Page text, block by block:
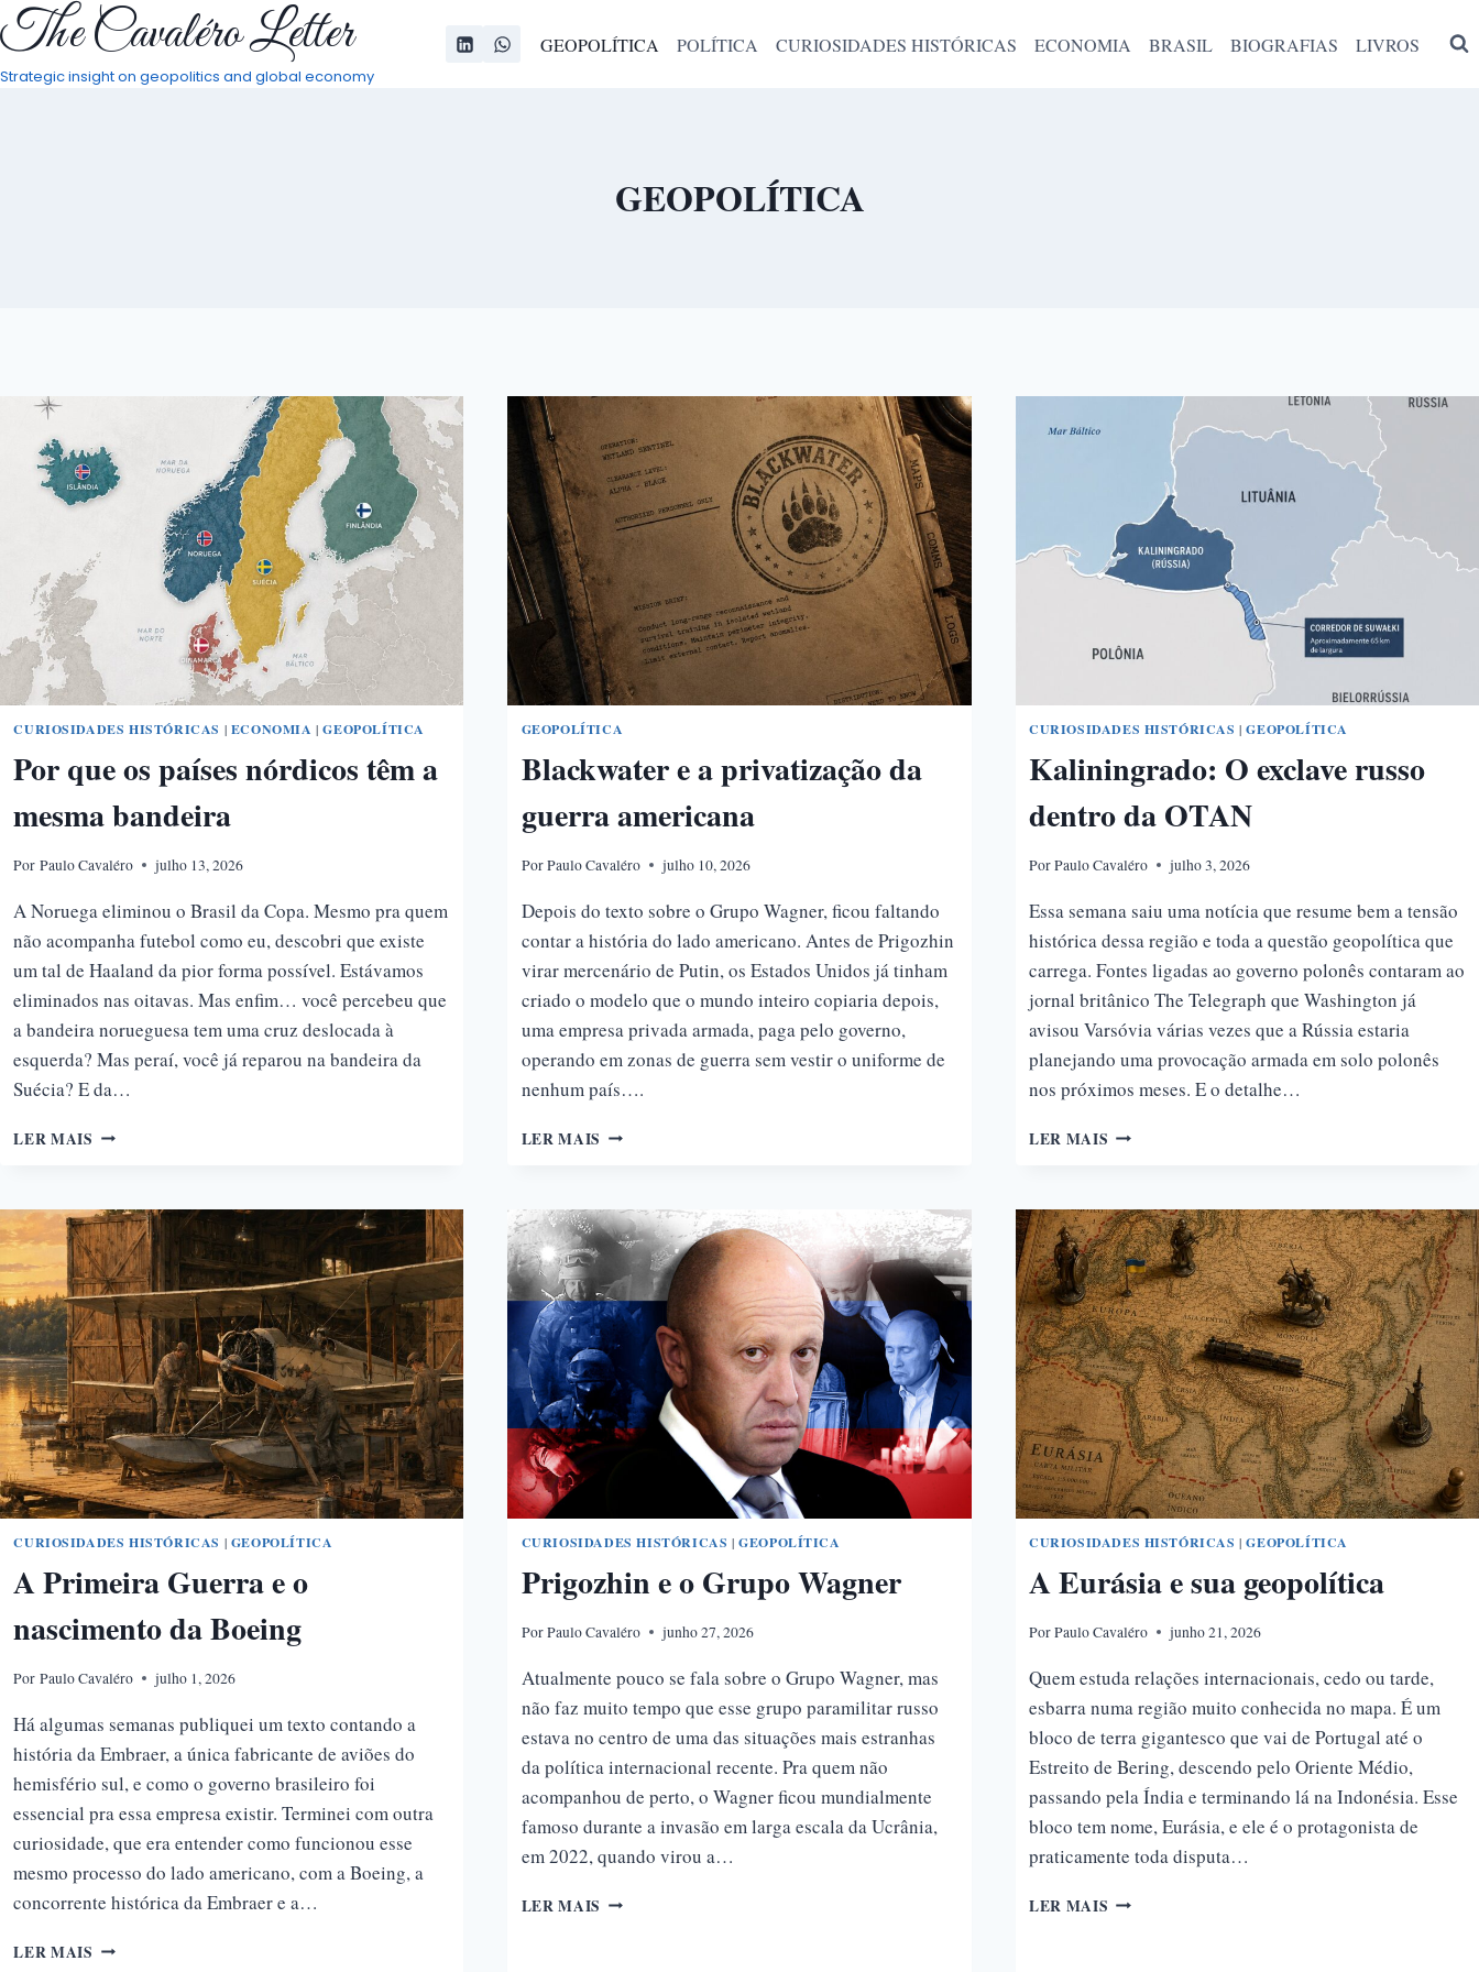
Pular
para
o
The Cavaléro Letter
Strategic insight on geopolitics and global economy
GEOPOLÍTICA POLÍTICA CURIOSIDADES HISTÓRICAS ECONOMIA BRASIL BIOGRAFIAS LIVROS
GEOPOLÍTICA
CURIOSIDADES HISTÓRICAS | ECONOMIA |GEOPOLÍTICA
Por que os países nórdicos têm a
mesma bandeira
Por Paulo Cavaléro julho 13, 2026
A Noruega eliminou o Brasil da Copa. Mesmo pra quem
não acompanha futebol como eu, descobri que existe
um tal de Haaland da pior forma possível. Estávamos
eliminados nas oitavas. Mas enfim… você percebeu que
a bandeira norueguesa tem uma cruz deslocada à
esquerda? Mas peraí, você já reparou na bandeira da
Suécia? E da…
LER MAIS POR
NÓRDICOS
TÊM
A
MESMA
BANDEIRA
GEOPOLÍTICA
Blackwater e a privatização da
guerra americana
PorPaulo Cavaléro julho 10, 2026
Depois do texto sobre o Grupo Wagner, ficou faltando
contar a história do lado americano. Antes de Prigozhin
virar mercenário de Putin, os Estados Unidos já tinham
criado o modelo que o mundo inteiro copiaria depois,
uma empresa privada armada, paga pelo governo,
operando em zonas de guerra sem vestir o uniforme de
nenhum país….
LER MAIS BLACKWATER
DA
GUERRA
AMERICANA
CURIOSIDADES HISTÓRICAS |GEOPOLÍTICA
Kaliningrado: O exclave russo
dentro da OTAN
PorPaulo Cavaléro julho 3, 2026
Essa semana saiu uma notícia que resume bem a tensão
histórica dessa região e toda a questão geopolítica que
carrega. Fontes ligadas ao governo polonês contaram ao
jornal britânico The Telegraph que Washington já
avisou Varsóvia várias vezes que a Rússia estaria
planejando uma provocação armada em solo polonês
nos próximos meses. E o detalhe…
LER MAIS KALININGRADO:
DENTRO
DA
OTAN
CURIOSIDADES HISTÓRICAS | GEOPOLÍTICA
A Primeira Guerra e o
nascimento da Boeing
Por Paulo Cavaléro julho 1, 2026
Há algumas semanas publiquei um texto contando a
história da Embraer, a única fabricante de aviões do
hemisfério sul, e como o governo brasileiro foi
essencial pra essa empresa existir. Terminei com outra
curiosidade, que era entender como funcionou esse
mesmo processo do lado americano, com a Boeing, a
concorrente histórica da Embraer e a…
LER MAIS A
CURIOSIDADES HISTÓRICAS |GEOPOLÍTICA
Prigozhin e o Grupo Wagner
PorPaulo Cavaléro junho 27, 2026
Atualmente pouco se fala sobre o Grupo Wagner, mas
não faz muito tempo que esse grupo paramilitar russo
estava no centro de uma das situações mais estranhas
da política internacional recente. Pra quem não
acompanhou de perto, o Wagner ficou mundialmente
famoso durante a invasão em larga escala da Ucrânia,
em 2022, quando virou a…
LER MAIS PRIGOZHIN
CURIOSIDADES HISTÓRICAS |GEOPOLÍTICA
A Eurásia e sua geopolítica
PorPaulo Cavaléro junho 21, 2026
Quem estuda relações internacionais, cedo ou tarde,
esbarra numa região muito conhecida no mapa. É um
bloco de terra gigantesco que vai de Portugal até o
Estreito de Bering, descendo pelo Oriente Médio,
passando pela Índia e terminando lá na Indonésia. Esse
bloco tem nome, Eurásia, e ele é o protagonista de
praticamente toda disputa…
LER MAIS A